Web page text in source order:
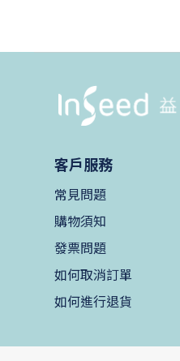
客戶服務
常見問題
購物須知
發票問題
如何取消訂單
如何進行退貨